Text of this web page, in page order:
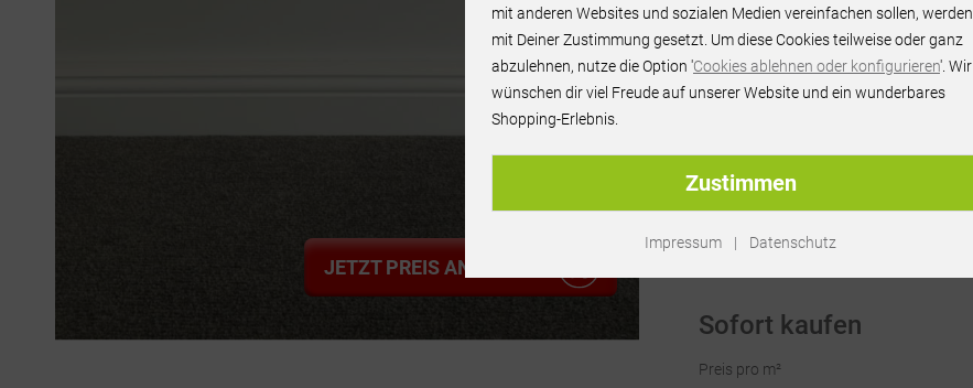
JETZT PREIS ANFRAGEN
Artikel-Nr.:SW18576
Sofort kaufen
Preis pro m²
mit anderen Websites und sozialen Medien vereinfachen sollen, werden
mit Deiner Zustimmung gesetzt. Um diese Cookies teilweise oder ganz
abzulehnen, nutze die Option 'Cookies ablehnen oder konfigurieren'. Wir
wünschen dir viel Freude auf unserer Website und ein wunderbares
Shopping-Erlebnis.
Zustimmen
Impressum | Datenschutz